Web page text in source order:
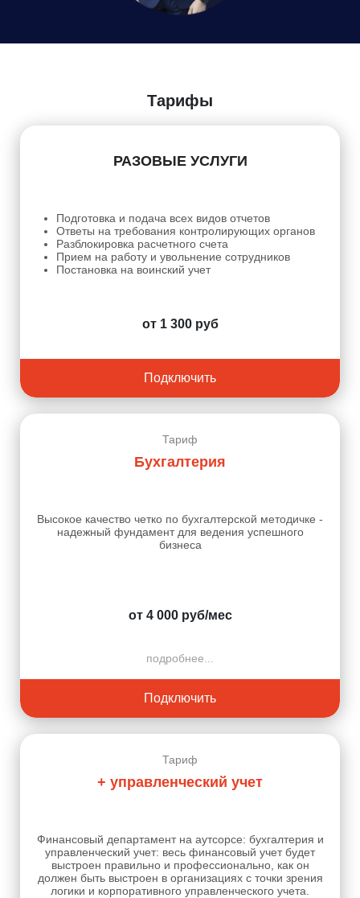
Тарифы
РАЗОВЫЕ УСЛУГИ
Подготовка и подача всех видов отчетов
Ответы на требования контролирующих органов
Разблокировка расчетного счета
Прием на работу и увольнение сотрудников
Постановка на воинский учет
от 1 300 руб
Подключить
Тариф
Бухгалтерия
Высокое качество четко по бухгалтерской методичке -
надежный фундамент для ведения успешного
бизнеса
от 4 000 руб/мес
подробнее...
Подключить
Тариф
+ управленческий учет
Финансовый департамент на аутсорсе: бухгалтерия и
управленческий учет: весь финансовый учет будет
выстроен правильно и профессионально, как он
должен быть выстроен в организациях с точки зрения
логики и корпоративного управленческого учета.
Согласие на обработку персональных данных